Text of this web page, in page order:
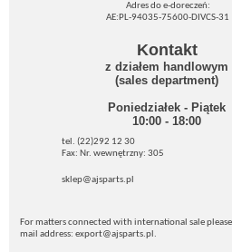
Adres do e-doreczeń:
AE:PL-94035-75600-DIVCS-31
Kontakt
z działem handlowym
(sales department)
Poniedziałek - Piątek
10:00 - 18:00
tel. (22)292 12 30
Fax: Nr. wewnętrzny: 305
sklep@ajsparts.pl
For matters connected with international sale
mail address: export@ajsparts.pl.